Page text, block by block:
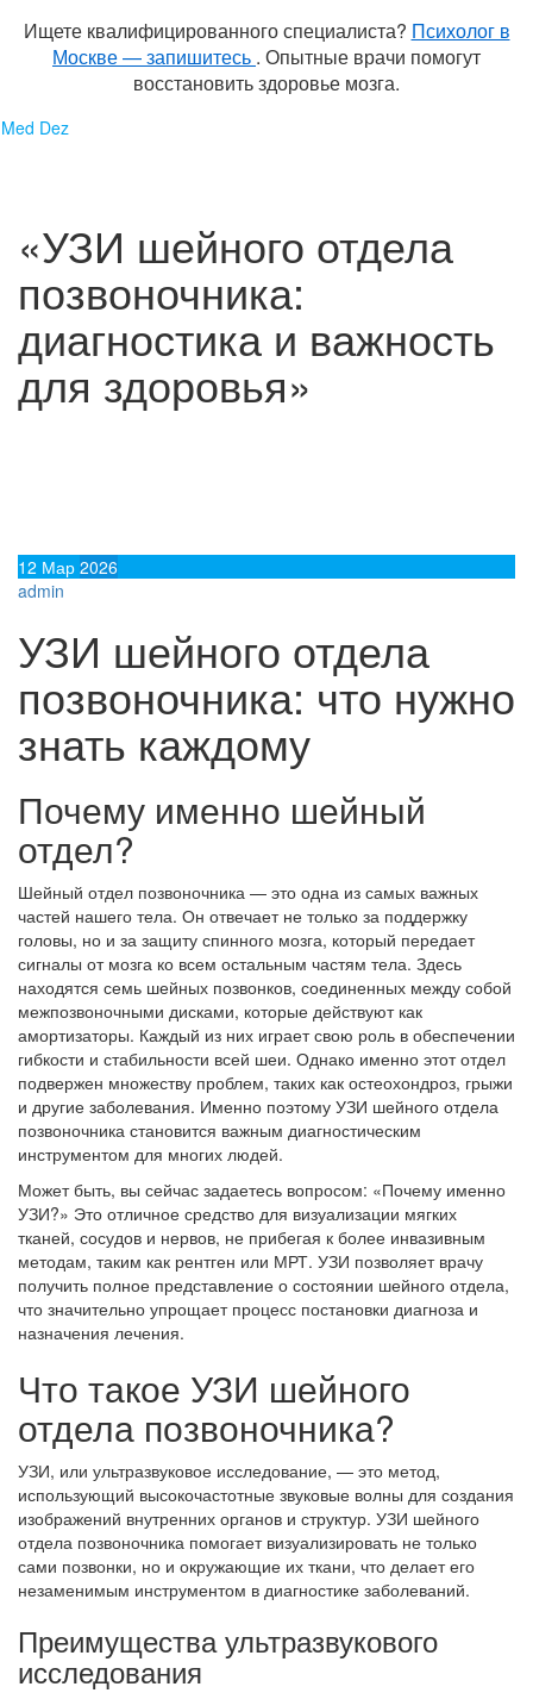
Ищете квалифицированного специалиста? Психолог в
Москве — запишитесь . Опытные врачи помогут
восстановить здоровье мозга.
Перейти
Med Dez
«УЗИ шейного отдела
позвоночника:
диагностика и важность
для здоровья»
12 Мар 2026
admin
УЗИ шейного отдела
позвоночника: что нужно
знать каждому
Почему именно шейный
отдел?
Шейный отдел позвоночника — это одна из самых важных
частей нашего тела. Он отвечает не только за поддержку
головы, но и за защиту спинного мозга, который передает
сигналы от мозга ко всем остальным частям тела. Здесь
находятся семь шейных позвонков, соединенных между собой
межпозвоночными дисками, которые действуют как
амортизаторы. Каждый из них играет свою роль в обеспечении
гибкости и стабильности всей шеи. Однако именно этот отдел
подвержен множеству проблем, таких как остеохондроз, грыжи
и другие заболевания. Именно поэтому УЗИ шейного отдела
позвоночника становится важным диагностическим
инструментом для многих людей.
Может быть, вы сейчас задаетесь вопросом: «Почему именно
УЗИ?» Это отличное средство для визуализации мягких
тканей, сосудов и нервов, не прибегая к более инвазивным
методам, таким как рентген или МРТ. УЗИ позволяет врачу
получить полное представление о состоянии шейного отдела,
что значительно упрощает процесс постановки диагноза и
назначения лечения.
Что такое УЗИ шейного
отдела позвоночника?
УЗИ, или ультразвуковое исследование, — это метод,
использующий высокочастотные звуковые волны для создания
изображений внутренних органов и структур. УЗИ шейного
отдела позвоночника помогает визуализировать не только
сами позвонки, но и окружающие их ткани, что делает его
незаменимым инструментом в диагностике заболеваний.
Преимущества ультразвукового
исследования